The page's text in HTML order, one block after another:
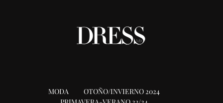
MODA
OTOÑO/INVIERNO 2024